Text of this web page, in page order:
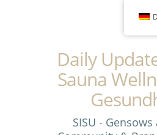
Daily
Sauna
SISU -